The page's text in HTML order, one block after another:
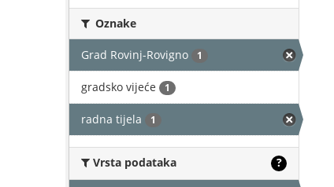
Oznake
Grad Rovinj-Rovigno 1
gradsko vijeće 1
radna tijela 1
Vrsta podataka ?